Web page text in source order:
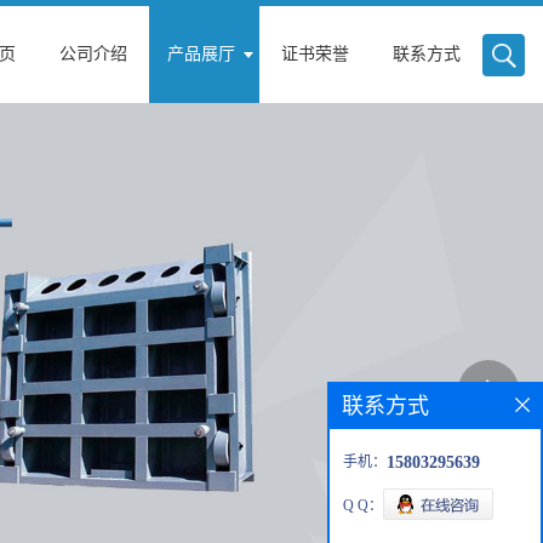
公司介绍 产品展厅 证书荣誉 联系方式
联系方式
手机： 15803295639
Q Q：